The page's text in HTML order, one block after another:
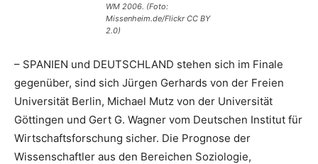
WM 2006. (Foto:
Missenheim.de/Flickr CC BY
2.0)
– SPANIEN und DEUTSCHLAND stehen sich im Finale
gegenüber, sind sich Jürgen Gerhards von der Freien
Universität Berlin, Michael Mutz von der Universität
Göttingen und Gert G. Wagner vom Deutschen Institut für
Wirtschaftsforschung sicher. Die Prognose der
Wissenschaftler aus den Bereichen Soziologie,